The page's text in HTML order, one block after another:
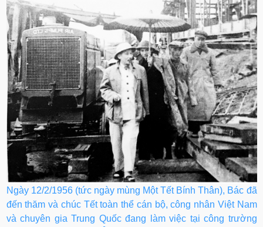
Ngày 12/2/1956 (tức ngày mùng Một Tết Bính Thân), Bác đã
đến thăm và chúc Tết toàn thể cán bộ, công nhân Việt Nam
và chuyên gia Trung Quốc đang làm việc tại công trường